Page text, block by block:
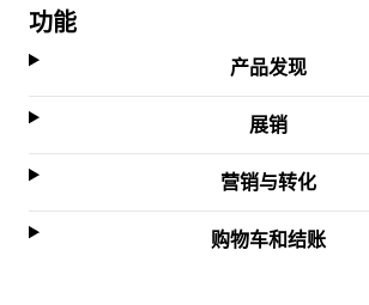
功能
产品发现
展销
营销与转化
购物车和结账